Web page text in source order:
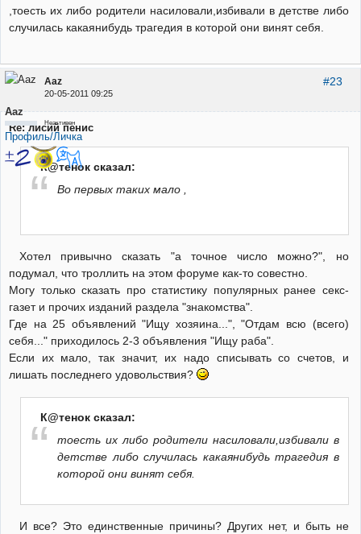
,тоесть их либо родители насиловали,избивали в детстве либо
случилась какаянибудь трагедия в которой они винят себя.
#23
Aaz
20-05-2011 09:25
Aaz
Неактивен
Профиль/Личка
Re: лисий пенис
К@тенок сказал:
Во первых таких мало ,
Хотел привычно сказать "а точное число можно?", но
подумал, что троллить на этом форуме как-то совестно.
Могу только сказать про статистику популярных ранее секс-
газет и прочих изданий раздела "знакомства".
Где на 25 объявлений "Ищу хозяина...", "Отдам всю (всего)
себя..." приходилось 2-3 объявления "Ищу раба".
Если их мало, так значит, их надо списывать со счетов, и
лишать последнего удовольствия?
К@тенок сказал:
тоесть их либо родители насиловали,избивали в
детстве либо случилась какаянибудь трагедия в
которой они винят себя.
И все? Это единственные причины? Других нет, и быть не